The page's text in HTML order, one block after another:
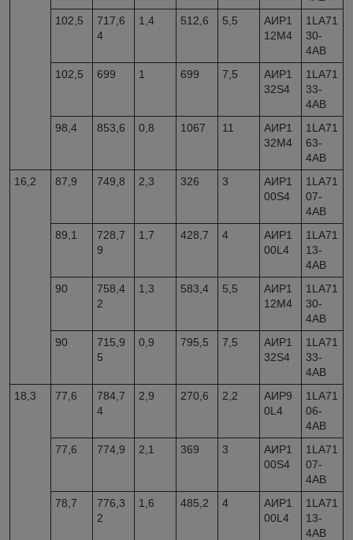
102,5
717,6
4
1,4 512,6 5,5
АИР1
12M4
1LA71
30-
4AB
102,5
699 1 699 7,5
АИР1
32S4
1LA71
33-
4AB
98,4
853,6 0,8 1067 11
АИР1
32M4
1LA71
63-
4AB
16,2
87,9 749,8 2,3 326 3
АИР1
00S4
1LA71
07-
4AB
89,1
728,7
9
1,7 428,7 4
АИР1
00L4
1LA71
13-
4AB
90
758,4
2
1,3 583,4 5,5
АИР1
12M4
1LA71
30-
4AB
90
715,9
5
0,9 795,5 7,5
АИР1
32S4
1LA71
33-
4AB
18,3
77,6
784,7
4
2,9 270,6 2,2
АИР9
0L4
1LA71
06-
4AB
77,6
774,9 2,1 369 3
АИР1
00S4
1LA71
07-
4AB
78,7
776,3
2
1,6 485,2 4
АИР1
00L4
1LA71
13-
4AB